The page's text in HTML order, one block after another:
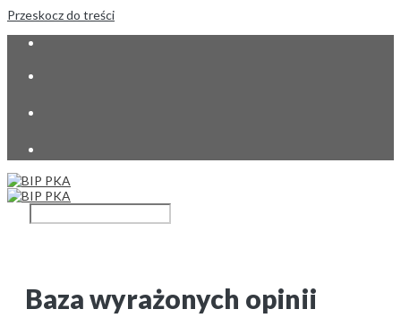
Przeskocz do treści
Baza wyrażonych opinii